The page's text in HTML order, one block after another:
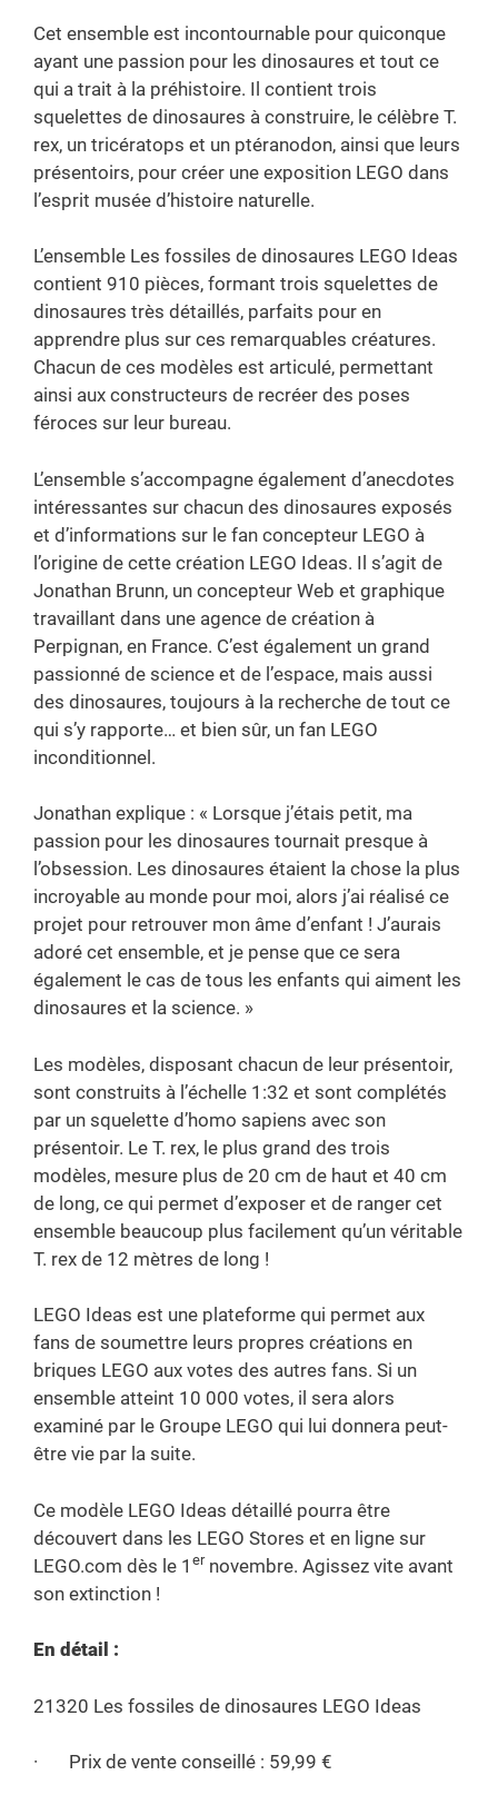
Cet ensemble est incontournable pour quiconque
ayant une passion pour les dinosaures et tout ce
qui a trait à la préhistoire. Il contient trois
squelettes de dinosaures à construire, le célèbre T.
rex, un tricératops et un ptéranodon, ainsi que leurs
présentoirs, pour créer une exposition LEGO dans
l’esprit musée d’histoire naturelle.
L’ensemble Les fossiles de dinosaures LEGO Ideas
contient 910 pièces, formant trois squelettes de
dinosaures très détaillés, parfaits pour en
apprendre plus sur ces remarquables créatures.
Chacun de ces modèles est articulé, permettant
ainsi aux constructeurs de recréer des poses
féroces sur leur bureau.
L’ensemble s’accompagne également d’anecdotes
intéressantes sur chacun des dinosaures exposés
et d’informations sur le fan concepteur LEGO à
l’origine de cette création LEGO Ideas. Il s’agit de
Jonathan Brunn, un concepteur Web et graphique
travaillant dans une agence de création à
Perpignan, en France. C’est également un grand
passionné de science et de l’espace, mais aussi
des dinosaures, toujours à la recherche de tout ce
qui s’y rapporte… et bien sûr, un fan LEGO
inconditionnel.
Jonathan explique : « Lorsque j’étais petit, ma
passion pour les dinosaures tournait presque à
l’obsession. Les dinosaures étaient la chose la plus
incroyable au monde pour moi, alors j’ai réalisé ce
projet pour retrouver mon âme d’enfant ! J’aurais
adoré cet ensemble, et je pense que ce sera
également le cas de tous les enfants qui aiment les
dinosaures et la science. »
Les modèles, disposant chacun de leur présentoir,
sont construits à l’échelle 1:32 et sont complétés
par un squelette d’homo sapiens avec son
présentoir. Le T. rex, le plus grand des trois
modèles, mesure plus de 20 cm de haut et 40 cm
de long, ce qui permet d’exposer et de ranger cet
ensemble beaucoup plus facilement qu’un véritable
T. rex de 12 mètres de long !
LEGO Ideas est une plateforme qui permet aux
fans de soumettre leurs propres créations en
briques LEGO aux votes des autres fans. Si un
ensemble atteint 10 000 votes, il sera alors
examiné par le Groupe LEGO qui lui donnera peut-
être vie par la suite.
Ce modèle LEGO Ideas détaillé pourra être
découvert dans les LEGO Stores et en ligne sur
LEGO.com dès le 1 ernovembre. Agissez vite avant
son extinction !
En détail :
21320 Les fossiles de dinosaures LEGO Ideas
· Prix de vente conseillé : 59,99 €